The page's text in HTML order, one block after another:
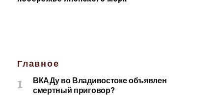
Главное
ВКАДу во Владивостоке объявлен
смертный приговор?